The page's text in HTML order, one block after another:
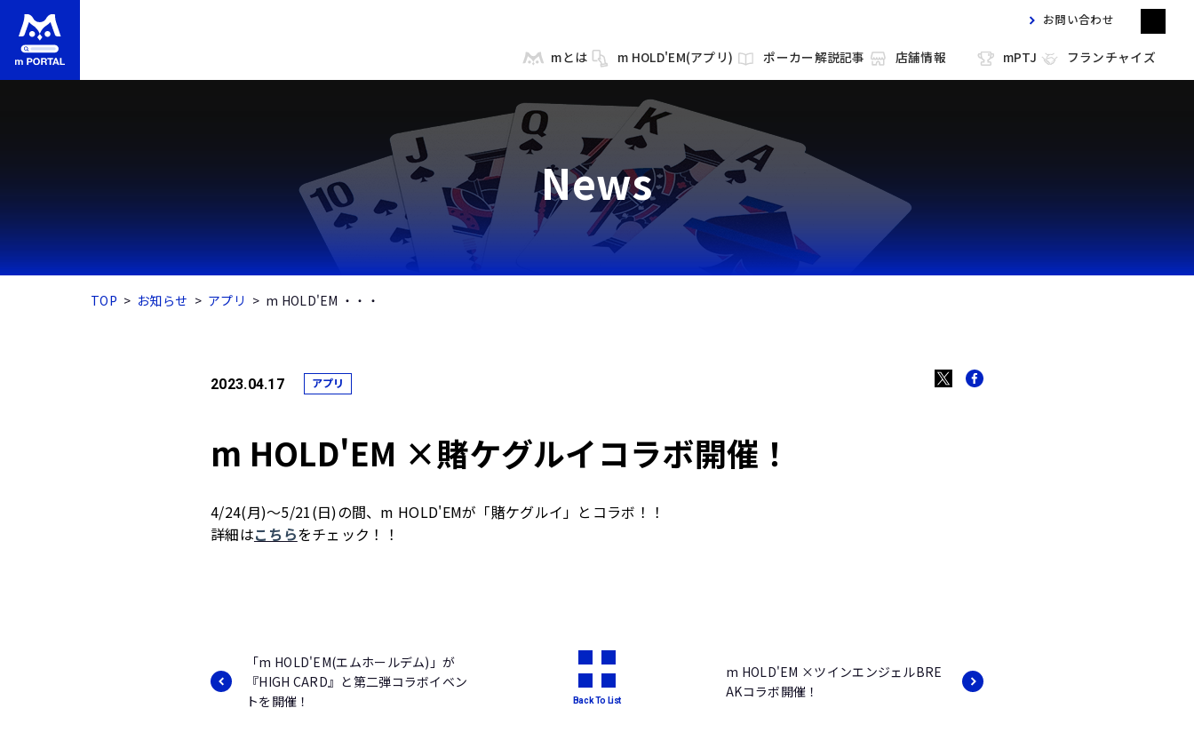
mとは m HOLD'EM(アプリ) ポーカー解説記事 店舗情報 mPTJ フランチャイズ
お問い合わせ
News
TOP お知らせ アプリ m HOLD'EM ・・・
2023.04.17 アプリ
m HOLD'EM ×賭ケグルイコラボ開催！
4/24(月)～5/21(日)の間、m HOLD'EMが「賭ケグルイ」とコラボ！！
詳細はこちらをチェック！！
「m HOLD'EM(エムホールデム)」が
『HIGH CARD』と第二弾コラボイベン
トを開催！
Back To List
m HOLD'EM ×ツインエンジェルBRE
AKコラボ開催！